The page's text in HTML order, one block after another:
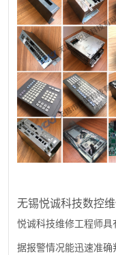
无锡悦诚科技数控
悦诚科技维修工程师
据报警情况能迅速准